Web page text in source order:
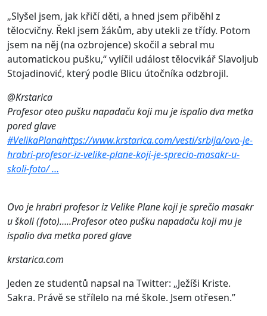
„Slyšel jsem, jak křičí děti, a hned jsem přiběhl z
tělocvičny. Řekl jsem žákům, aby utekli ze třídy. Potom
jsem na něj (na ozbrojence) skočil a sebral mu
automatickou pušku,“ vylíčil událost tělocvikář Slavoljub
Stojadinović, který podle Blicu útočníka odzbrojil.
@Krstarica
Profesor oteo pušku napadaču koji mu je ispalio dva metka
pored glave
#VelikaPlanahttps://www.krstarica.com/vesti/srbija/ovo-je-
hrabri-profesor-iz-velike-plane-koji-je-sprecio-masakr-u-
skoli-foto/…
Ovo je hrabri profesor iz Velike Plane koji je sprečio masakr
u školi (foto)…..Profesor oteo pušku napadaču koji mu je
ispalio dva metka pored glave
krstarica.com
Jeden ze studentů napsal na Twitter: „Ježíši Kriste.
Sakra. Právě se střílelo na mé škole. Jsem otřesen.”